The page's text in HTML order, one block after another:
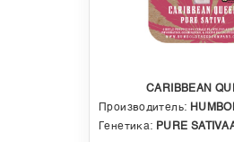
CARIBBEAN
Производитель: HUMBOLDT
Генетика: PURE SATIVA AKA CARIBBEAN QUEEN X